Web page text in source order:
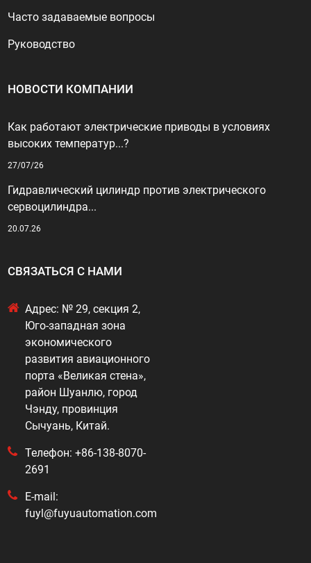
Часто задаваемые вопросы
Руководство
НОВОСТИ КОМПАНИИ
Как работают электрические приводы в условиях
высоких температур...?
27/07/26
Гидравлический цилиндр против электрического
сервоцилиндра...
20.07.26
СВЯЗАТЬСЯ С НАМИ
Адрес: № 29, секция 2,
Юго-западная зона
экономического
развития авиационного
порта «Великая стена»,
район Шуанлю, город
Чэнду, провинция
Сычуань, Китай.
Телефон: +86-138-8070-
2691
E-mail:
fuyl@fuyuautomation.com